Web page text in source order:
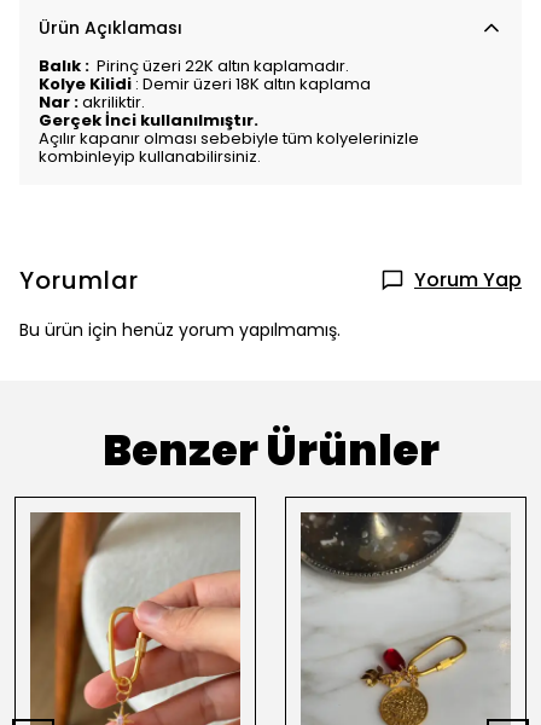
Ürün Açıklaması
Balık : Pirinç üzeri 22K altın kaplamadır.
Kolye Kilidi : Demir üzeri 18K altın kaplama
Nar :akriliktir.
Gerçek İnci kullanılmıştır.
Açılır kapanır olması sebebiyle tüm kolyelerinizle
kombinleyip kullanabilirsiniz.
Yorumlar Yorum Yap
Bu ürün için henüz yorum yapılmamış.
Benzer Ürünler